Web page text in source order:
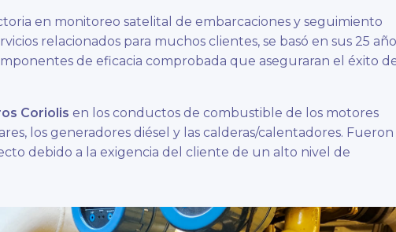
en monitoreo satelital de embarcaciones y seguimiento
relacionados para muchos clientes, se basó en sus 25
de eficacia comprobada que aseguraran el éxito
Coriolis en los conductos de combustible de los motores
los generadores diésel y las calderas/calentadores. Fueron
debido a la exigencia del cliente de un alto nivel de